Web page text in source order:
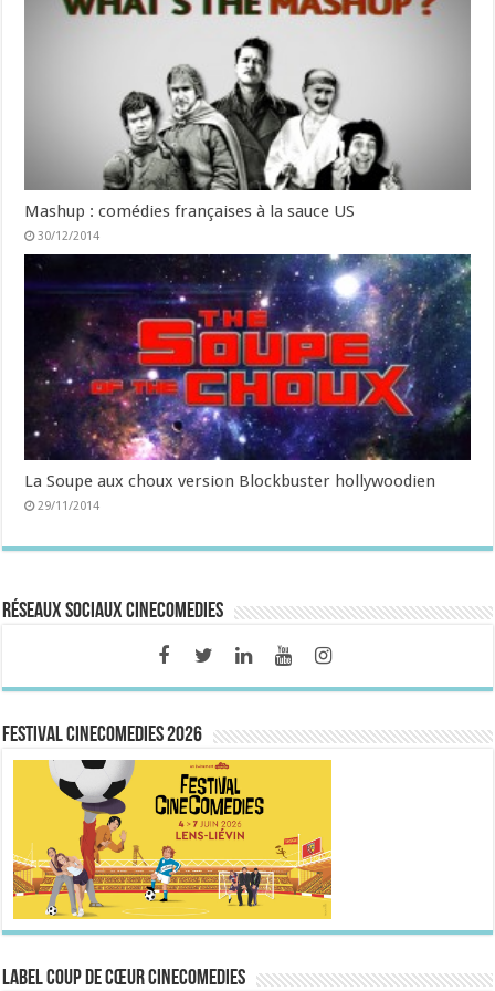
Mashup : comédies françaises à la sauce US
30/12/2014
La Soupe aux choux version Blockbuster hollywoodien
29/11/2014
Réseaux sociaux CineComedies
FESTIVAL CINECOMEDIES 2026
Label Coup de Cœur CineComedies